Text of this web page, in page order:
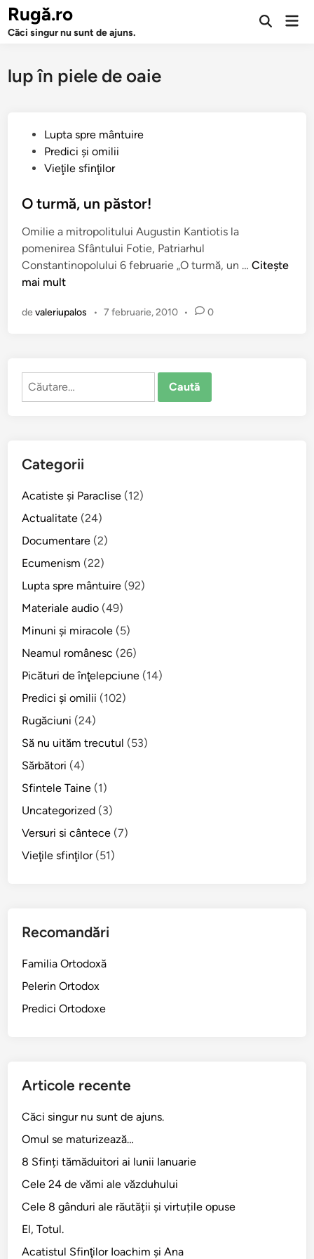
Sari
conținut
Rugă.ro
Căci singur nu sunt de ajuns.
Deschide
lup în piele de oaie
i
a
t
î
n
Lupta spre mântuire
Predici şi omilii
Vieţile sfinţilor
O turmă, un păstor!
Omilie a mitropolitului Augustin Kantiotis la
pomenirea Sfântului Fotie, Patriarhul
Constantinopolului 6 februarie „O turmă, un …O
Citește
mai mult
devaleriupalos • 7 februarie, 2010 • 0
Caută
Categorii
Acatiste şi Paraclise (12)
Actualitate (24)
Documentare (2)
Ecumenism (22)
Lupta spre mântuire (92)
Materiale audio (49)
Minuni şi miracole (5)
Neamul românesc (26)
Picături de înţelepciune (14)
Predici şi omilii (102)
Rugăciuni (24)
Să nu uităm trecutul (53)
Sărbători (4)
Sfintele Taine (1)
Uncategorized (3)
Versuri si cântece (7)
Vieţile sfinţilor(51)
Recomandări
Familia Ortodoxă
Pelerin Ortodox
Predici Ortodoxe
Articole recente
Căci singur nu sunt de ajuns.
Omul se maturizează…
8 Sfinți tămăduitori ai lunii Ianuarie
Cele 24 de vămi ale văzduhului
Cele 8 gânduri ale răutății și virtuțile opuse
El, Totul.
Acatistul Sfinţilor Ioachim şi Ana